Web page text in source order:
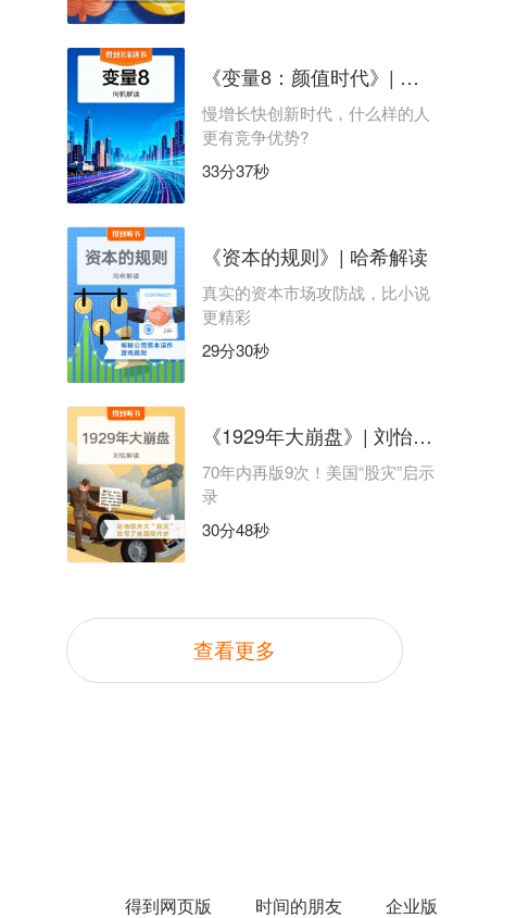
《变量8：颜值时代》| 何帆解读
慢增长快创新时代，什么样的人
更有竞争优势?
33分37秒
《资本的规则》| 哈希解读
真实的资本市场攻防战，比小说
更精彩
29分30秒
《1929年大崩盘》| 刘怡解读
70年内再版9次！美国“股灾”启示
录
30分48秒
查看更多
得到网页版 时间的朋友 企业版